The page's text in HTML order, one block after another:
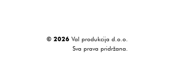
© 2026 Val produkcija d.o.o.
Sva prava pridržana.